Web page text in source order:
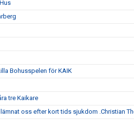
Bohusspelen för KAIK
tre Kaikare
oss efter kort tids sjukdom .Christian